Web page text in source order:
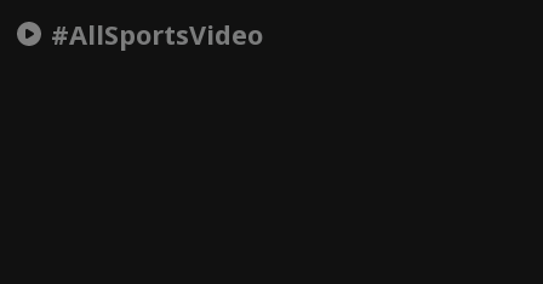
#AllSportsVideo